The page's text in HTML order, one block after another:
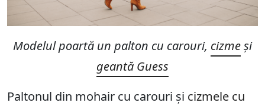
Modelul poartă un palton cu carouri, cizmeși
geantă Guess
Paltonul din mohair cu carouri și cizmele cu